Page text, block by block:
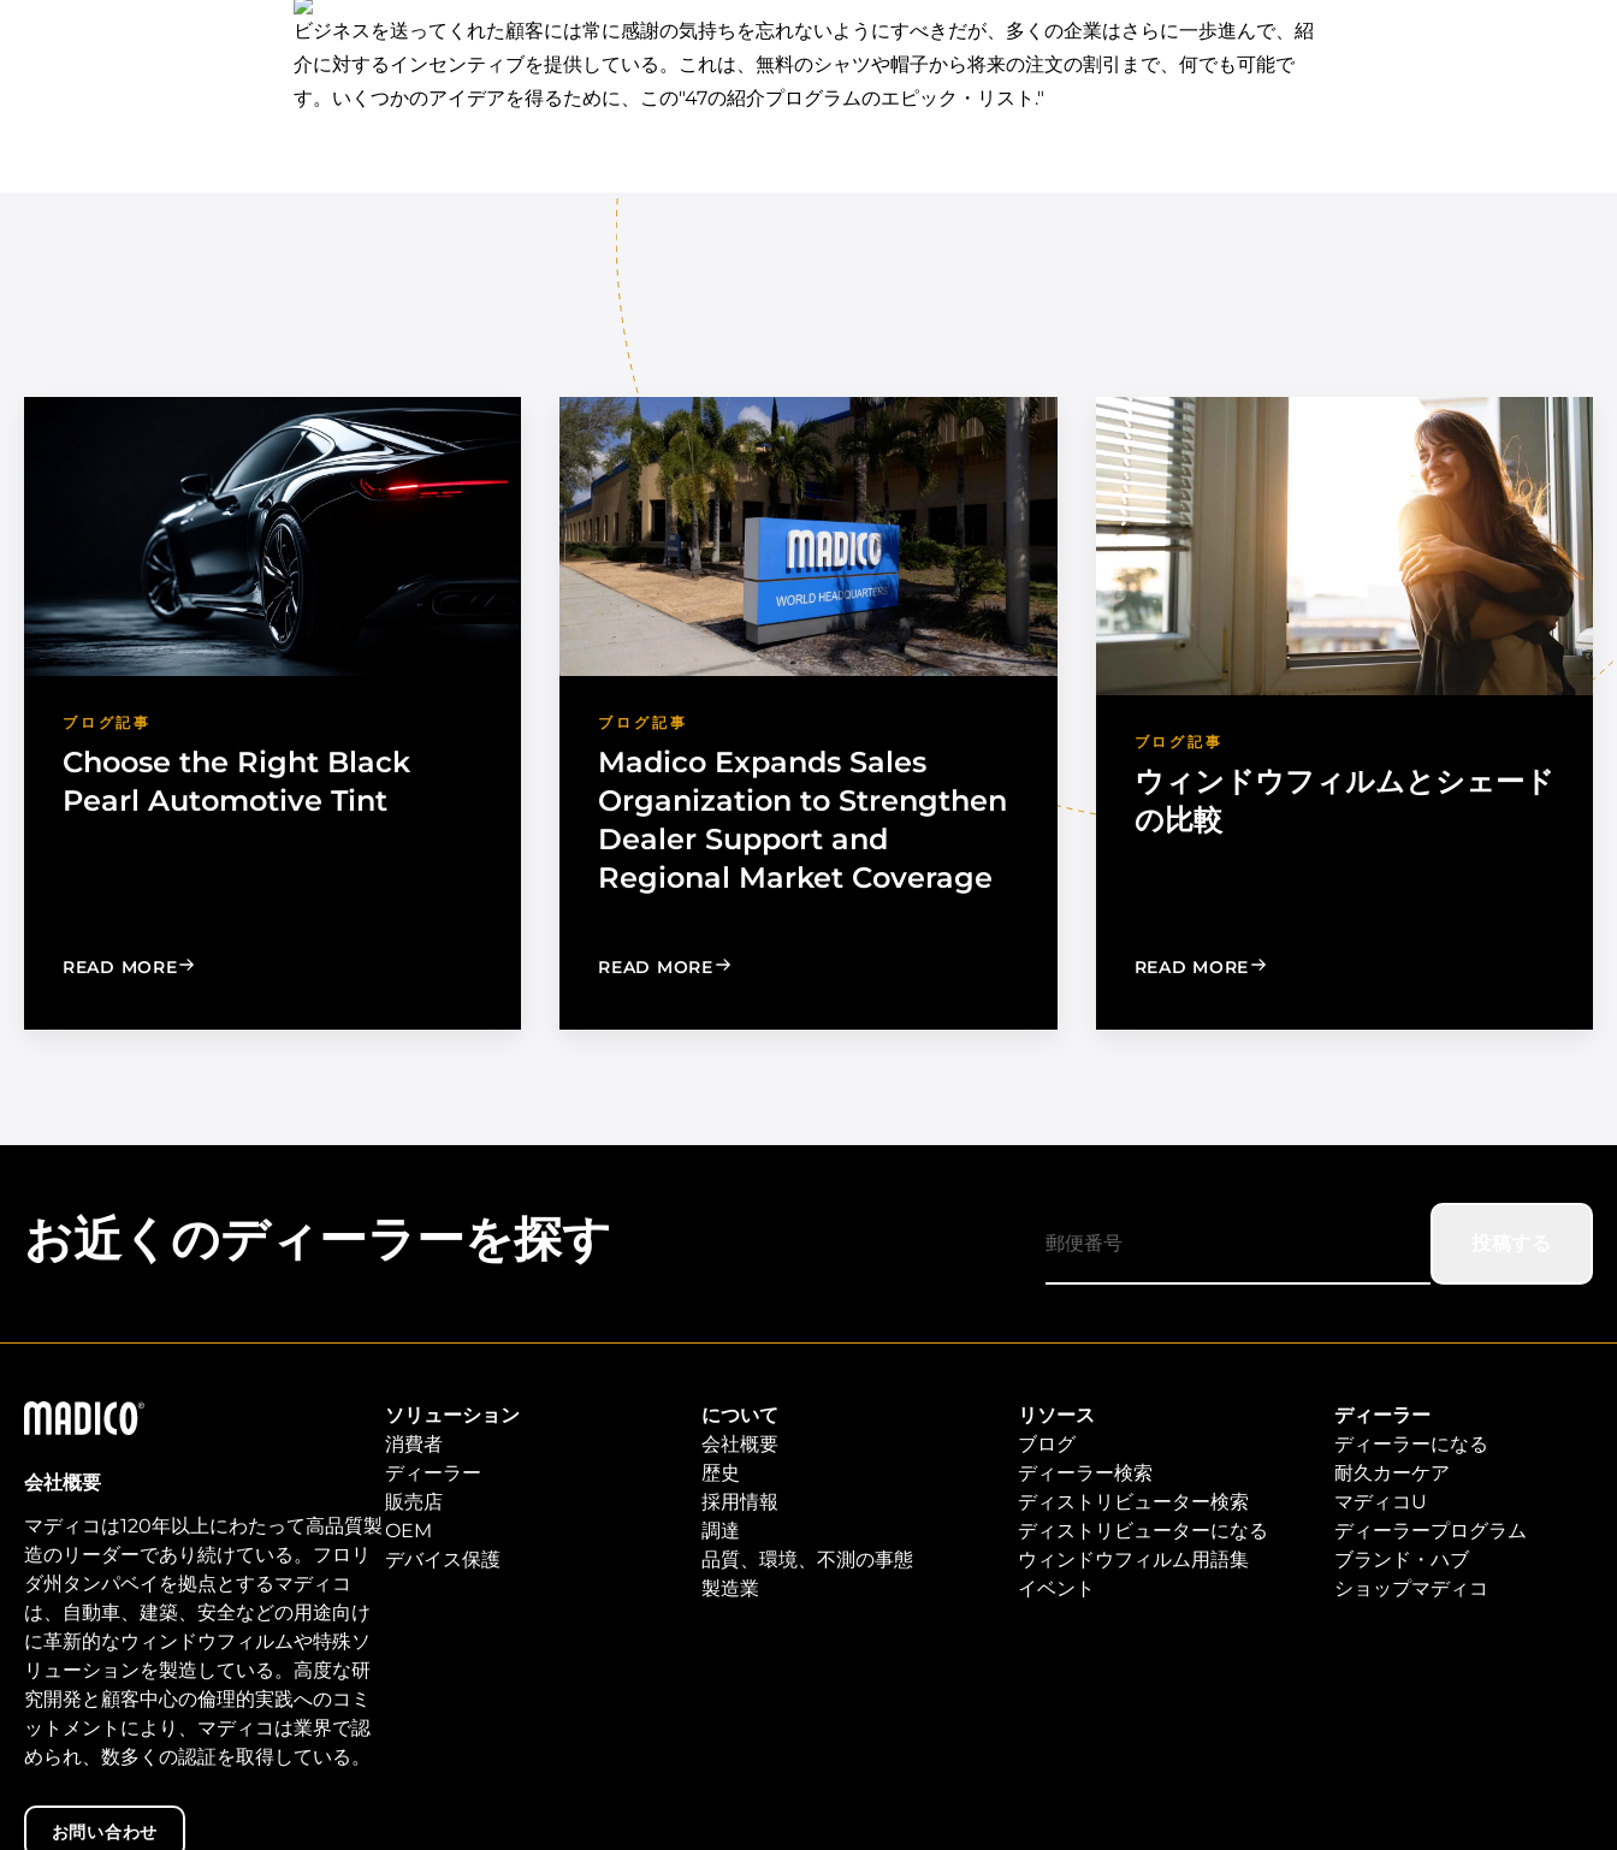
ビジネスを送ってくれた顧客には常に感謝の気持ちを忘れないようにすべきだが、多くの企業はさらに一歩進んで、紹
介に対するインセンティブを提供している。これは、無料のシャツや帽子から将来の注文の割引まで、何でも可能で
す。いくつかのアイデアを得るために、この"47の紹介プログラムのエピック・リスト ."
ブログ記事
Choose the Right Black
Pearl Automotive Tint
READ MORE: CHOOSE THE RIGHT BLACK PEARL AUTOMOTIVE TINT
ブログ記事
Madico Expands Sales
Organization to Strengthen
Dealer Support and
Regional Market Coverage
READ MORE: MADICO EXPANDS SALES ORGANIZATION TO STRENGTHEN DEALER SUPPORT AND REGIONAL
ブログ記事
ウィンドウフィルムとシェード
の比較
READ MORE: WINDOW FILM VS. WINDOW SHADES
お近くのディーラーを探す
マディコ
会社概要
マディコは120年以上にわたって高品質製
造のリーダーであり続けている。フロリ
ダ州タンパベイを拠点とするマディコ
は、自動車、建築、安全などの用途向け
に革新的なウィンドウフィルムや特殊ソ
リューションを製造している。高度な研
究開発と顧客中心の倫理的実践へのコミ
ットメントにより、マディコは業界で認
められ、数多くの認証を取得している。
お問い合わせ
ソリューション
消費者
ディーラー
販売店
OEM
デバイス保護
について
会社概要
歴史
採用情報
調達
品質、環境、不測の事態
製造業
リソース
ブログ
ディーラー検索
ディストリビューター検索
ディストリビューターになる
ウィンドウフィルム用語集
イベント
ディーラー
ディーラーになる
耐久カーケア
マディコU
ディーラープログラム
ブランド・ハブ
ショップマディコ